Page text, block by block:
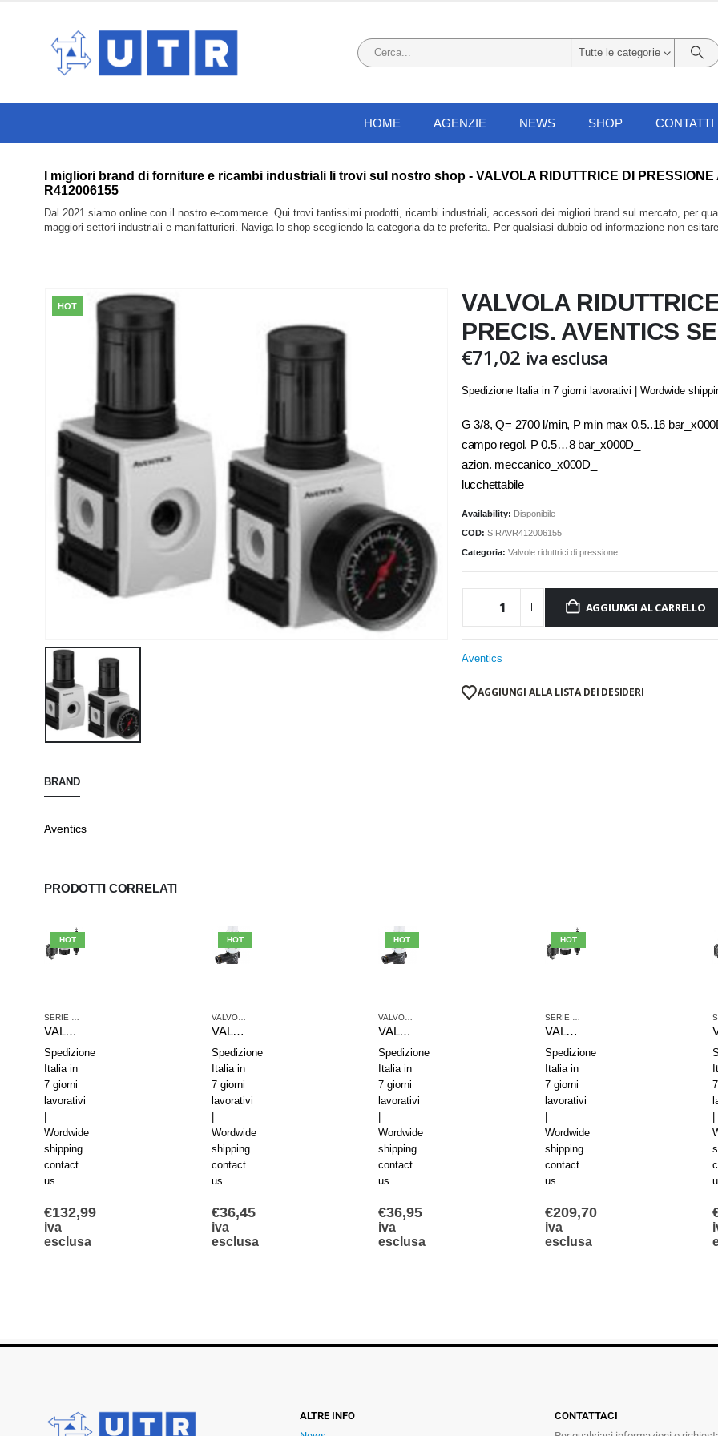
Tutte le categorie
HOME AGENZIE NEWS SHOP CONTATTI
I migliori brand di forniture e ricambi industriali li trovi sul nostro shop - VALVOLA RIDUTTRICE DI PRESSIONE
R412006155
Dal 2021 siamo online con il nostro e-commerce. Qui trovi tantissimi prodotti, ricambi industriali, accessori dei migliori brand sul mercato, per
maggiori settori industriali e manifatturieri. Naviga lo shop scegliendo la categoria da te preferita. Per qualsiasi dubbio od informazione non
HOT
VALVOLA
PRECIS. AVENTICS
€71,02 iva esclusa
Spedizione Italia in 7 giorni lavorativi | Wordwide
G 3/8, Q= 2700 l/min, P min max 0.5..16
campo regol. P 0.5…8 bar_x000D_
azion. meccanico_x000D_
lucchettabile
Availability: Disponibile
COD: SIRAVR412006155
Categoria: Valvole riduttrici di pressione
AGGIUNGI AL CARRELLO
Aventics
AGGIUNGI ALLA LISTA DEI DESIDERI
BRAND
Aventics
PRODOTTI CORRELATI
HOT
,VALVOLE RIDUTTRICI DI PRESSIONE VALVOLE RIDUTTRICI DI PRESSIONE AD AZIONAMENTO MANUALE
VALVOLA RIDUTTRICE PRESS. AVENTICS SERIE PR1-RG 0821302445
Spedizione
Italia in
7 giorni
lavorativi
Wordwide
shipping
contact
us
€132,99
iva
esclusa
HOT
VALVOLE RIDUTTRICI DI PRESSIONE
VALVOLA RIDUTTRICE PRESSIONE AVENTICS 0821302084
Spedizione
Italia in
7 giorni
lavorativi
Wordwide
shipping
contact
us
€36,45
iva
esclusa
HOT
VALVOLE RIDUTTRICI DI PRESSIONE
VALVOLA RIDUTTRICE PRESSIONE AVENTICS 0821302085
Spedizione
Italia in
7 giorni
lavorativi
Wordwide
shipping
contact
us
€36,95
iva
esclusa
HOT
,
VALVOLA RIDUTTRICE PRESS. AVENTICS SERIE PR1-RG 0821302555
Spedizione
Italia in
7 giorni
lavorativi
Wordwide
shipping
contact
us
€209,70
iva
esclusa
ALTRE INFO
CONTATTACI